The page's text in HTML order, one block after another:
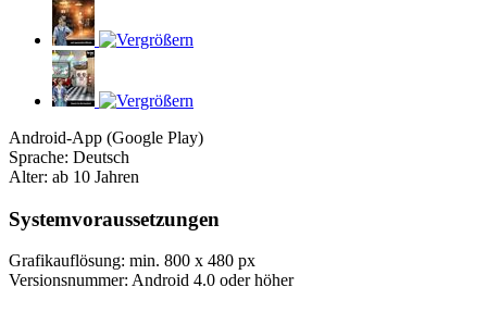
Android-App (Google Play)
Sprache: Deutsch
Alter: ab 10 Jahren
Systemvoraussetzungen
Grafikauflösung: min. 800 x 480 px
Versionsnummer: Android 4.0 oder höher